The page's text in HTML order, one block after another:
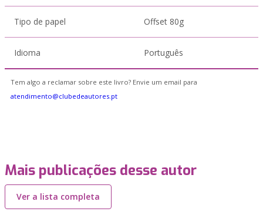
Tipo de papel Offset 80g
Idioma Português
Tem algo a reclamar sobre este livro? Envie um email para
atendimento@clubedeautores.pt
Mais publicações desse autor
Ver a lista completa